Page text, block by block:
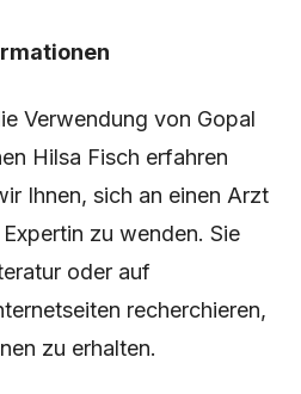
Verwendung von Gopal
Hilsa Fisch erfahren
Ihnen, sich an einen Arzt
zu wenden. Sie
oder auf
recherchieren,
zu erhalten.